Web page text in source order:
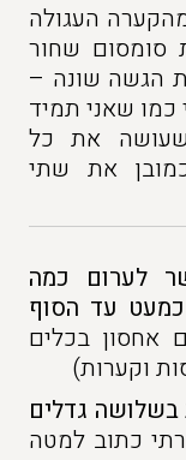
העגולה
שחור
הגשה שונה –
כמו שאני תמיד
את כל
את שתי
לערום כמה
עד הסוף
אחסון בכלים
וקערות)
בשלושה גדלים
כתוב למטה